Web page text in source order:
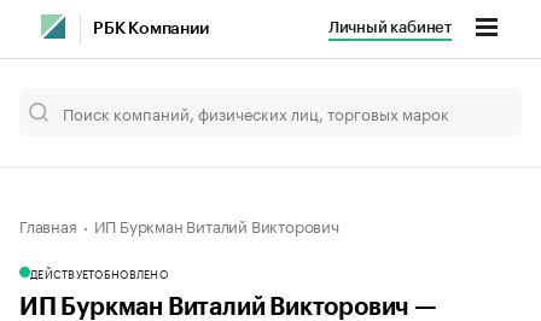
РБК Компании Личный кабинет
Главная ИП Буркман Виталий Викторович
ДЕЙСТВУЕТОБНОВЛЕНО
ИП Буркман Виталий Викторович —